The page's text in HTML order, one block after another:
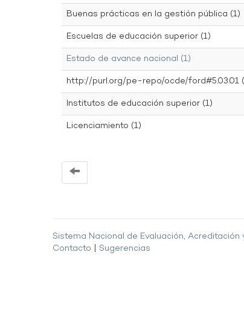
Buenas prácticas en la gestión pública (1)
Escuelas de educación superior (1)
Estado de avance nacional (1)
http://purl.org/pe-repo/ocde/ford#5.03.01
Institutos de educación superior (1)
Licenciamiento (1)
Sistema Nacional de Evaluación,
Contacto
Sugerencias